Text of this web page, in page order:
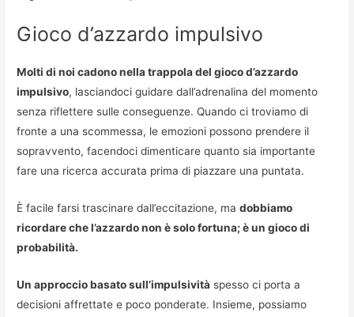
Gioco d’azzardo impulsivo
Molti di noi cadono nella trappola del gioco d’azzardo
impulsivo, lasciandoci guidare dall’adrenalina del momento
senza riflettere sulle conseguenze. Quando ci troviamo di
fronte a una scommessa, le emozioni possono prendere il
sopravvento, facendoci dimenticare quanto sia importante
fare una ricerca accurata prima di piazzare una puntata.
È facile farsi trascinare dall’eccitazione, madobbiamo
ricordare che l’azzardo non è solo fortuna; è un gioco di
probabilità.
Un approccio basato sull’impulsività spesso ci porta a
decisioni affrettate e poco ponderate. Insieme, possiamo